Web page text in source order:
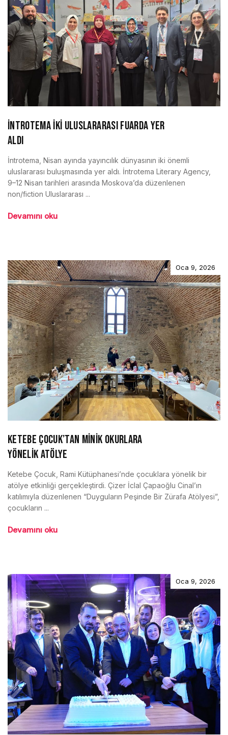
İNTROTEMA İKİ ULUSLARARASI FUARDA YER
ALDI
İntrotema, Nisan ayında yayıncılık dünyasının iki önemli
uluslararası buluşmasında yer aldı. İntrotema Literary Agency,
9–12 Nisan tarihleri arasında Moskova’da düzenlenen
non/fiction Uluslararası ...
Devamını oku
Oca 9, 2026
KETEBE ÇOCUK’TAN MİNİK OKURLARA
YÖNELİK ATÖLYE
Ketebe Çocuk, Rami Kütüphanesi’nde çocuklara yönelik bir
atölye etkinliği gerçekleştirdi. Çizer İclal Çapaoğlu Cinal’ın
katılımıyla düzenlenen “Duyguların Peşinde Bir Zürafa Atölyesi”,
çocukların ...
Devamını oku
Oca 9, 2026